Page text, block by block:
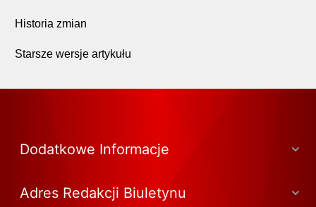
Historia zmian
Starsze wersje artykułu
Dodatkowe Informacje
Adres Redakcji Biuletynu